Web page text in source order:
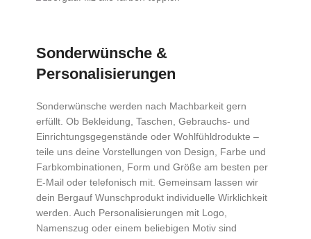
Sonderwünsche &
Personalisierungen
Sonderwünsche werden nach Machbarkeit gern
erfüllt. Ob Bekleidung, Taschen, Gebrauchs- und
Einrichtungsgegenstände oder Wohlfühldrodukte –
teile uns deine Vorstellungen von Design, Farbe und
Farbkombinationen, Form und Größe am besten per
E-Mail oder telefonisch mit. Gemeinsam lassen wir
dein Bergauf Wunschprodukt individuelle Wirklichkeit
werden. Auch Personalisierungen mit Logo,
Namenszug oder einem beliebigen Motiv sind